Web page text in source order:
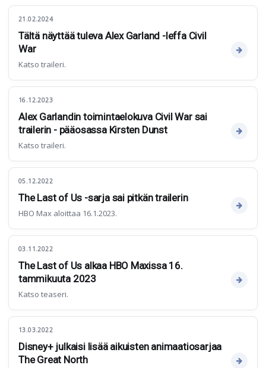
21.02.2024
Tältä näyttää tuleva Alex Garland -leffa Civil
War
Katso traileri.
16.12.2023
Alex Garlandin toimintaelokuva Civil War sai
trailerin - pääosassa Kirsten Dunst
Katso traileri.
05.12.2022
The Last of Us -sarja sai pitkän trailerin
HBO Max aloittaa 16.1.2023.
03.11.2022
The Last of Us alkaa HBO Maxissa 16.
tammikuuta 2023
Katso teaseri.
13.03.2022
Disney+ julkaisi lisää aikuisten animaatiosarjaa
The Great North